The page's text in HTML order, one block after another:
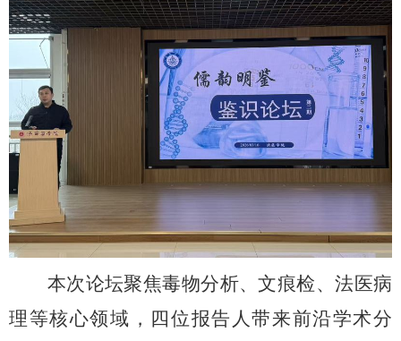
本次论坛聚焦毒物分析、文痕检、法医病
理等核心领域，四位报告人带来前沿学术分